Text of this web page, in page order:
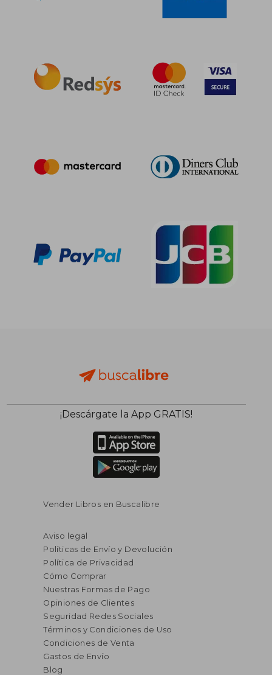
¡Descárgate la App GRATIS!
Vender Libros en Buscalibre
Aviso legal
Políticas de Envío y Devolución
Política de Privacidad
Cómo Comprar
Nuestras Formas de Pago
Opiniones de Clientes
Seguridad Redes Sociales
Términos y Condiciones de Uso
Condiciones de Venta
Gastos de Envío
Blog